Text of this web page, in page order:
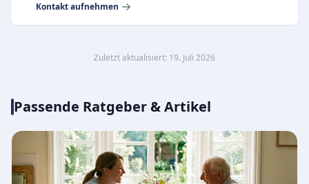
Kontakt aufnehmen
Zuletzt aktualisiert: 19. Juli 2026
Passende Ratgeber & Artikel